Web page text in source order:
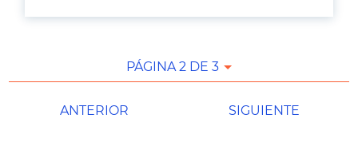
PÁGINA 2 DE 3
ANTERIOR SIGUIENTE